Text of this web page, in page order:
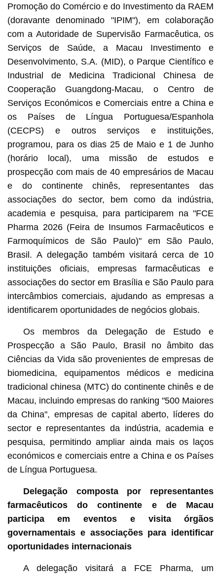
Promoção do Comércio e do Investimento da RAEM
(doravante denominado "IPIM"), em colaboração
com a Autoridade de Supervisão Farmacêutica, os
Serviços de Saúde, a Macau Investimento e
Desenvolvimento, S.A. (MID), o Parque Científico e
Industrial de Medicina Tradicional Chinesa de
Cooperação Guangdong-Macau, o Centro de
Serviços Económicos e Comerciais entre a China e
os Países de Língua Portuguesa/Espanhola
(CECPS) e outros serviços e instituições,
programou, para os dias 25 de Maio e 1 de Junho
(horário local), uma missão de estudos e
prospecção com mais de 40 empresários de Macau
e do continente chinês, representantes das
associações do sector, bem como da indústria,
academia e pesquisa, para participarem na "FCE
Pharma 2026 (Feira de Insumos Farmacêuticos e
Farmoquímicos de São Paulo)" em São Paulo,
Brasil. A delegação também visitará cerca de 10
instituições oficiais, empresas farmacêuticas e
associações do sector em Brasília e São Paulo para
intercâmbios comerciais, ajudando as empresas a
identificarem oportunidades de negócios globais.
Os membros da Delegação de Estudo e
Prospecção a São Paulo, Brasil no âmbito das
Ciências da Vida são provenientes de empresas de
biomedicina, equipamentos médicos e medicina
tradicional chinesa (MTC) do continente chinês e de
Macau, incluindo empresas do ranking "500 Maiores
da China", empresas de capital aberto, líderes do
sector e representantes da indústria, academia e
pesquisa, permitindo ampliar ainda mais os laços
económicos e comerciais entre a China e os Países
de Língua Portuguesa.
Delegação composta por representantes
farmacêuticos do continente e de Macau
participa em eventos e visita órgãos
governamentais e associações para identificar
oportunidades internacionais
A delegação visitará a FCE Pharma, um